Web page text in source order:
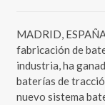
MADRID,
fabricación de
industria, ha
baterías de
nuevo sistema